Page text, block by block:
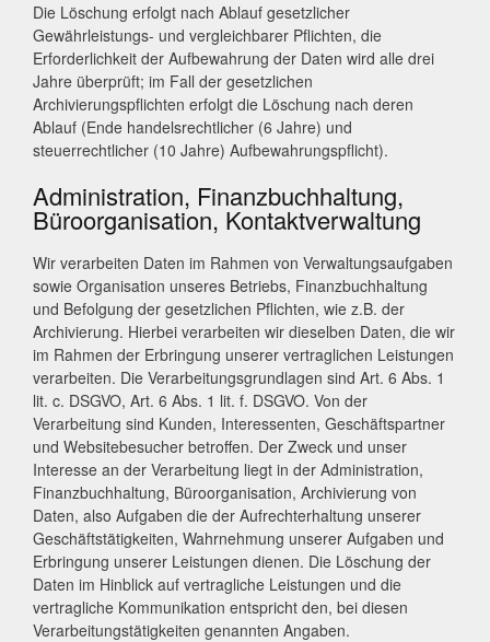
Die Löschung erfolgt nach Ablauf gesetzlicher
Gewährleistungs- und vergleichbarer Pflichten, die
Erforderlichkeit der Aufbewahrung der Daten wird alle drei
Jahre überprüft; im Fall der gesetzlichen
Archivierungspflichten erfolgt die Löschung nach deren
Ablauf (Ende handelsrechtlicher (6 Jahre) und
steuerrechtlicher (10 Jahre) Aufbewahrungspflicht).
Administration, Finanzbuchhaltung,
Büroorganisation, Kontaktverwaltung
Wir verarbeiten Daten im Rahmen von Verwaltungsaufgaben
sowie Organisation unseres Betriebs, Finanzbuchhaltung
und Befolgung der gesetzlichen Pflichten, wie z.B. der
Archivierung. Hierbei verarbeiten wir dieselben Daten, die wir
im Rahmen der Erbringung unserer vertraglichen Leistungen
verarbeiten. Die Verarbeitungsgrundlagen sind Art. 6 Abs. 1
lit. c. DSGVO, Art. 6 Abs. 1 lit. f. DSGVO. Von der
Verarbeitung sind Kunden, Interessenten, Geschäftspartner
und Websitebesucher betroffen. Der Zweck und unser
Interesse an der Verarbeitung liegt in der Administration,
Finanzbuchhaltung, Büroorganisation, Archivierung von
Daten, also Aufgaben die der Aufrechterhaltung unserer
Geschäftstätigkeiten, Wahrnehmung unserer Aufgaben und
Erbringung unserer Leistungen dienen. Die Löschung der
Daten im Hinblick auf vertragliche Leistungen und die
vertragliche Kommunikation entspricht den, bei diesen
Verarbeitungstätigkeiten genannten Angaben.